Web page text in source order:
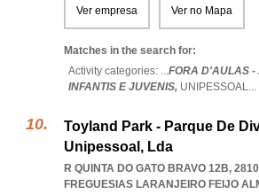
Ver empresa Ver no Mapa
Matches in the search for:
Activity categories: ...FORA D'AULAS -
INFANTIS E JUVENIS, UNIPESSOAL...
Toyland Park - Parque De
Unipessoal, Lda
R QUINTA DO GATO BRAVO 12B,
FREGUESIAS LARANJEIRO FEIJO